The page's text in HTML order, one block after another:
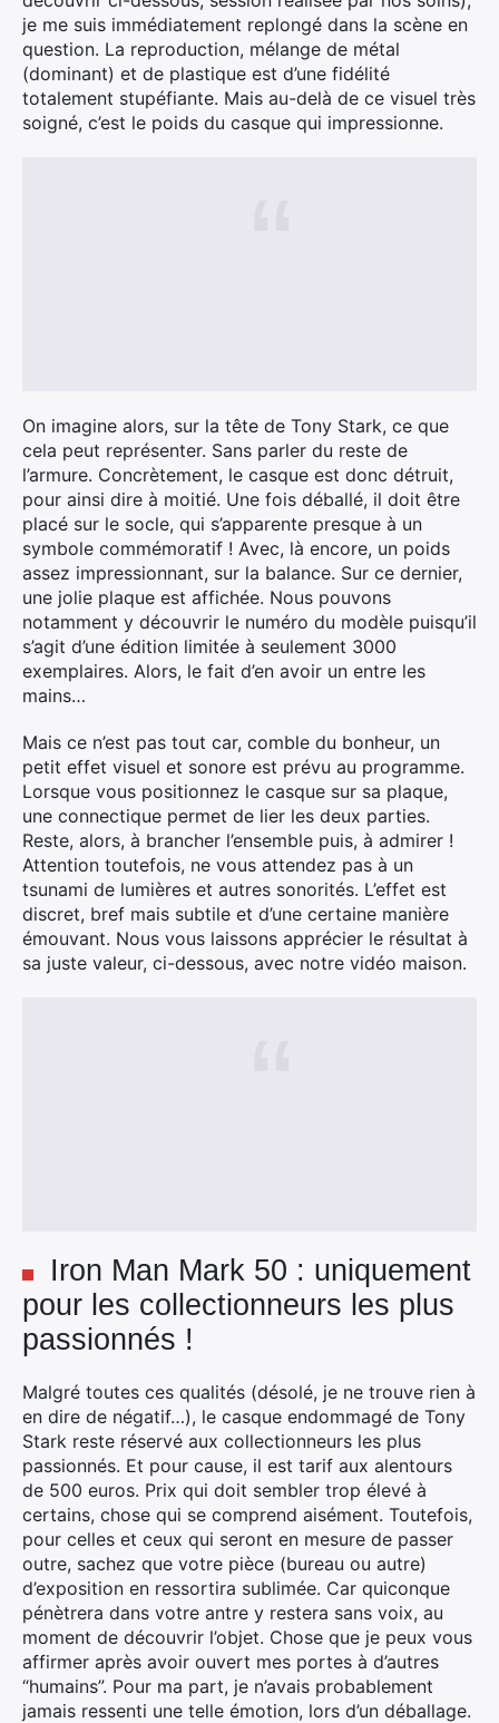
je me suis immédiatement replongé dans la scène en
question. La reproduction, mélange de métal
(dominant) et de plastique est d’une fidélité
totalement stupéfiante. Mais au-delà de ce visuel très
soigné, c’est le poids du casque qui impressionne.
On imagine alors, sur la tête de Tony Stark, ce que
cela peut représenter. Sans parler du reste de
l’armure. Concrètement, le casque est donc détruit,
pour ainsi dire à moitié. Une fois déballé, il doit être
placé sur le socle, qui s’apparente presque à un
symbole commémoratif ! Avec, là encore, un poids
assez impressionnant, sur la balance. Sur ce dernier,
une jolie plaque est affichée. Nous pouvons
notamment y découvrir le numéro du modèle puisqu’il
s’agit d’une édition limitée à seulement 3000
exemplaires. Alors, le fait d’en avoir un entre les
mains…
Mais ce n’est pas tout car, comble du bonheur, un
petit effet visuel et sonore est prévu au programme.
Lorsque vous positionnez le casque sur sa plaque,
une connectique permet de lier les deux parties.
Reste, alors, à brancher l’ensemble puis, à admirer !
Attention toutefois, ne vous attendez pas à un
tsunami de lumières et autres sonorités. L’effet est
discret, bref mais subtile et d’une certaine manière
émouvant. Nous vous laissons apprécier le résultat à
sa juste valeur, ci-dessous, avec notre vidéo maison.
Iron Man Mark 50 : uniquement
pour les collectionneurs les plus
passionnés !
Malgré toutes ces qualités (désolé, je ne trouve rien à
en dire de négatif…), le casque endommagé de Tony
Stark reste réservé aux collectionneurs les plus
passionnés. Et pour cause, il est tarif aux alentours
de 500 euros. Prix qui doit sembler trop élevé à
certains, chose qui se comprend aisément. Toutefois,
pour celles et ceux qui seront en mesure de passer
outre, sachez que votre pièce (bureau ou autre)
d’exposition en ressortira sublimée. Car quiconque
pénètrera dans votre antre y restera sans voix, au
moment de découvrir l’objet. Chose que je peux vous
affirmer après avoir ouvert mes portes à d’autres
“humains”. Pour ma part, je n’avais probablement
jamais ressenti une telle émotion, lors d’un déballage.